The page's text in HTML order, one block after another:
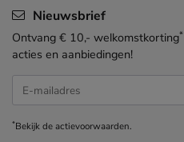
Nieuwsbrief
Ontvang € 10,- welkomstkorting*
acties en aanbiedingen!
E-mailadres
*Bekijk deactievoorwaarden.